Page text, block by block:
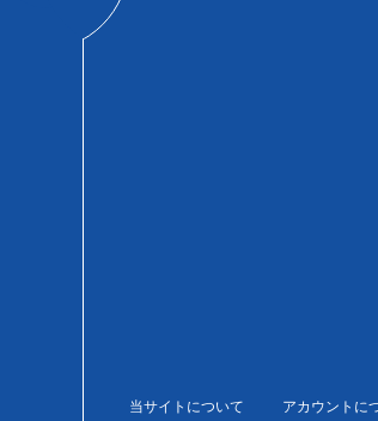
当サイトについて アカウントに